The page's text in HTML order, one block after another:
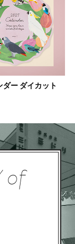
ー ダイカット
of